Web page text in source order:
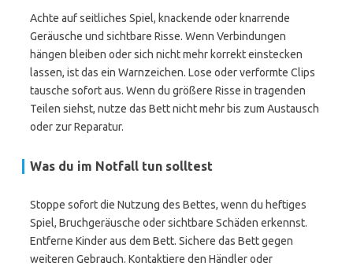
Achte auf seitliches Spiel, knackende oder knarrende
Geräusche und sichtbare Risse. Wenn Verbindungen
hängen bleiben oder sich nicht mehr korrekt einstecken
lassen, ist das ein Warnzeichen. Lose oder verformte Clips
tausche sofort aus. Wenn du größere Risse in tragenden
Teilen siehst, nutze das Bett nicht mehr bis zum Austausch
oder zur Reparatur.
Was du im Notfall tun solltest
Stoppe sofort die Nutzung des Bettes, wenn du heftiges
Spiel, Bruchgeräusche oder sichtbare Schäden erkennst.
Entferne Kinder aus dem Bett. Sichere das Bett gegen
weiteren Gebrauch. Kontaktiere den Händler oder